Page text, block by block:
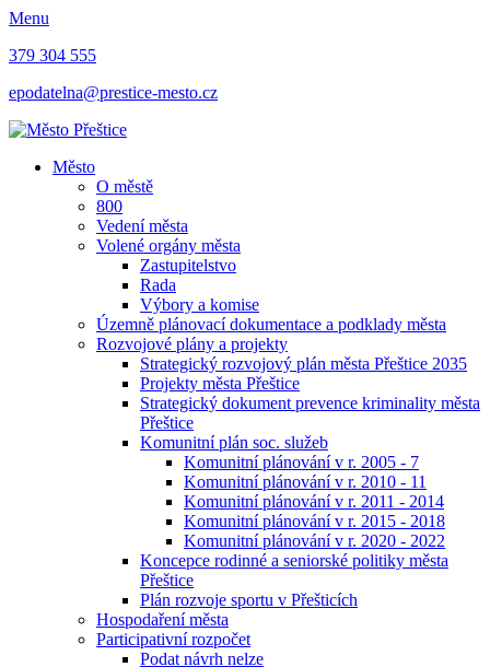
Menu
379 304 555
epodatelna@prestice-mesto.cz
Město
O městě
800
Vedení města
Volené orgány města
Zastupitelstvo
Rada
Výbory a komise
Územně plánovací dokumentace a podklady města
Rozvojové plány a projekty
Strategický rozvojový plán města Přeštice 2035
Projekty města Přeštice
Strategický dokument prevence kriminality města
Přeštice
Komunitní plán soc. služeb
Komunitní plánování v r. 2005 - 7
Komunitní plánování v r. 2010 - 11
Komunitní plánování v r. 2011 - 2014
Komunitní plánování v r. 2015 - 2018
Komunitní plánování v r. 2020 - 2022
Koncepce rodinné a seniorské politiky města
Přeštice
Plán rozvoje sportu v Přešticích
Hospodaření města
Participativní rozpočet
Podat návrh nelze